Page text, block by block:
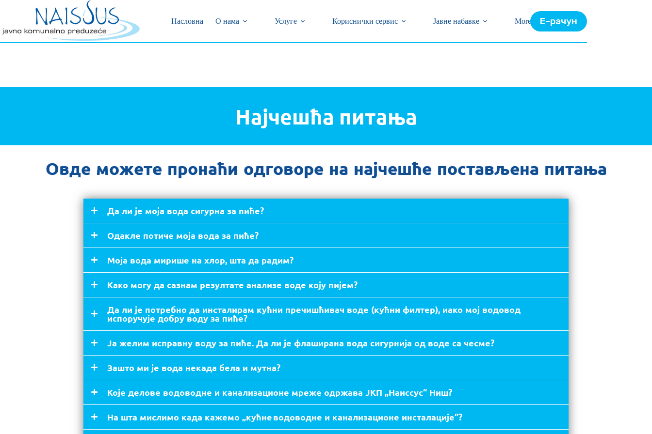
Насловна
О нама Услуге Кориснички сервис Јавне набавке More Е-рачун
Најчешћа питања
Овде можете пронаћи одговоре на најчешће постављена питања
Да ли је моја вода сигурна за пиће?
Одакле потиче моја вода за пиће?
Моја вода мирише на хлор, шта да радим?
Како могу да сазнам резултате анализе воде коју пијем?
Да ли је потребно да инсталирам кућни пречишћивач воде (кућни филтер), иако мој водовод
испоручује добру воду за пиће?
Ја желим исправну воду за пиће. Да ли је флаширана вода сигурнија од воде са чесме?
Зашто ми је вода некада бела и мутна?
Које делове водоводне и канализационе мреже одржава ЈКП „Наиссус“ Ниш?
На шта мислимо када кажемо „кућне водоводне и канализационе инсталације“?